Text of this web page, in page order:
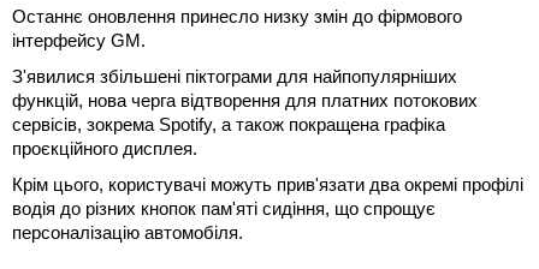
Останнє оновлення принесло низку змін до фірмового
інтерфейсу GM.
З'явилися збільшені піктограми для найпопулярніших
функцій, нова черга відтворення для платних потокових
сервісів, зокрема Spotify, а також покращена графіка
проєкційного дисплея.
Крім цього, користувачі можуть прив'язати два окремі профілі
водія до різних кнопок пам'яті сидіння, що спрощує
персоналізацію автомобіля.